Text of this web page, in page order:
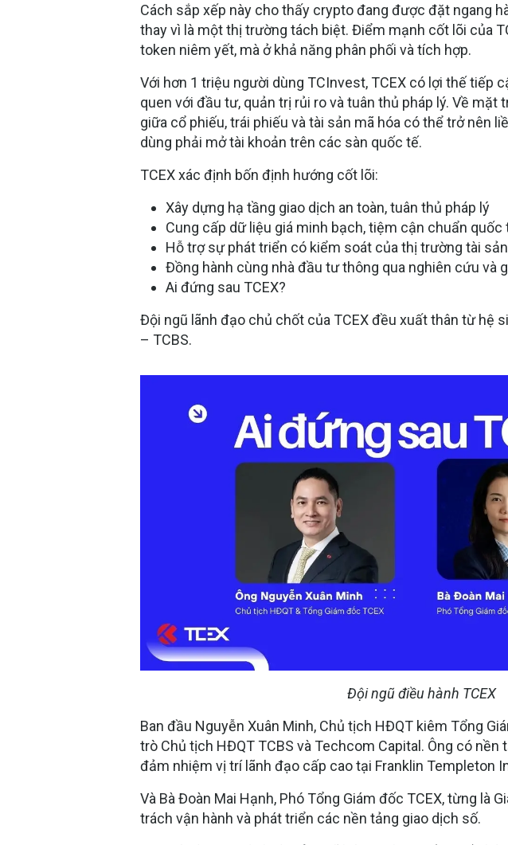
Cách sắp xếp này cho thấy crypto đang được đặt ngang
thay vì là một thị trường tách biệt. Điểm mạnh cốt lõi của
token niêm yết, mà ở khả năng phân phối và tích hợp.
Với hơn 1 triệu người dùng TCInvest, TCEX có lợi thế tiếp
quen với đầu tư, quản trị rủi ro và tuân thủ pháp lý. Về mặt
giữa cổ phiếu, trái phiếu và tài sản mã hóa có thể trở nên
dùng phải mở tài khoản trên các sàn quốc tế.
TCEX xác định bốn định hướng cốt lõi:
Xây dựng hạ tầng giao dịch an toàn, tuân thủ pháp lý
Cung cấp dữ liệu giá minh bạch, tiệm cận chuẩn quốc
Hỗ trợ sự phát triển có kiểm soát của thị trường tài
Đồng hành cùng nhà đầu tư thông qua nghiên cứu và
Ai đứng sau TCEX?
Đội ngũ lãnh đạo chủ chốt của TCEX đều xuất thân từ hệ
– TCBS.
Đội ngũ điều hành TCEX
Ban đầu Nguyễn Xuân Minh, Chủ tịch HĐQT kiêm Tổng
trò Chủ tịch HĐQT TCBS và Techcom Capital. Ông có
đảm nhiệm vị trí lãnh đạo cấp cao tại Franklin Templeton
Và BàĐoàn Mai Hạnh, Phó Tổng Giám đốc TCEX, từng là
trách vận hành và phát triển các nền tảng giao dịch số.